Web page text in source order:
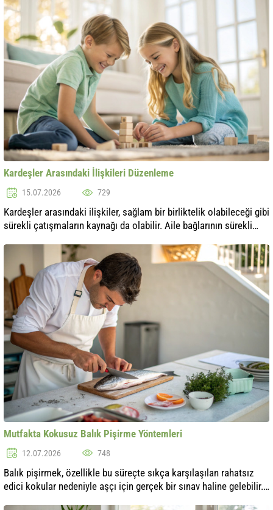
Kardeşler Arasındaki İlişkileri Düzenleme
15.07.2026 729
Kardeşler arasındaki ilişkiler, sağlam bir birliktelik olabileceği gibi
sürekli çatışmaların kaynağı da olabilir. Aile bağlarının sürekli
Mutfakta Kokusuz Balık Pişirme Yöntemleri
12.07.2026 748
Balık pişirmek, özellikle bu süreçte sıkça karşılaşılan rahatsız
edici kokular nedeniyle aşçı için gerçek bir sınav haline gelebilir.